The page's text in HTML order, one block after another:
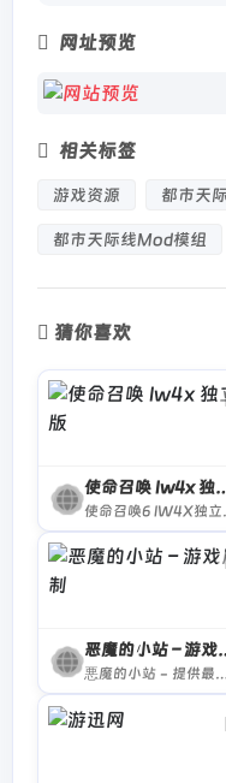
网址预览
相关标签
游戏资源 都市天
都市天际线Mod模组
猜你喜欢
使命召唤
使命
恶魔的
悪魔的小站 - 提供最新的游戏